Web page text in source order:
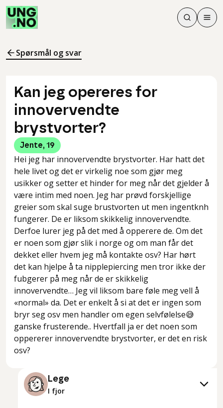
Søk
Søk
Meny
Spørsmål og svar
Kan jeg opereres for
innovervendte
brystvorter?
Jente, 19
Hei jeg har innovervendte brystvorter. Har hatt det
hele livet og det er virkelig noe som gjør meg
usikker og setter et hinder for meg når det gjelder å
være intim med noen. Jeg har prøvd forskjellige
greier som skal suge brustvorten ut men ingentknh
fungerer. De er liksom skikkelig innovervendte.
Derfoe lurer jeg på det med å opperere de. Om det
er noen som gjør slik i norge og om man får det
dekket eller hvem jeg må kontakte osv? Har hørt
det kan hjelpe å ta nipplepiercing men tror ikke der
fubgerer på meg når de er skikkelig
innovervendte… Jeg vil liksom bare føle meg vell å
«normal» da. Det er enkelt å si at det er ingen som
bryr seg osv men handler om egen selvfølelse😅
ganske frusterende.. Hvertfall ja er det noen som
oppererer innovervendte brystvorter, er det en risk
osv?
Lege
I fjor